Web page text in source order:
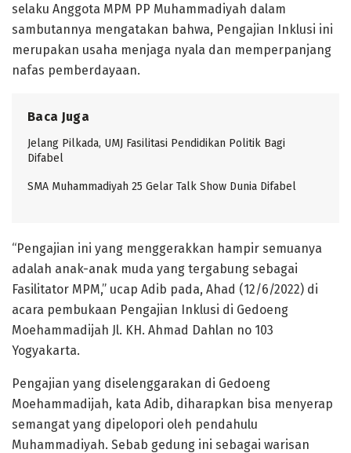
selaku Anggota MPM PP Muhammadiyah dalam
sambutannya mengatakan bahwa, Pengajian Inklusi ini
merupakan usaha menjaga nyala dan memperpanjang
nafas pemberdayaan.
Baca Juga
Jelang Pilkada, UMJ Fasilitasi Pendidikan Politik Bagi
Difabel
SMA Muhammadiyah 25 Gelar Talk Show Dunia Difabel
“Pengajian ini yang menggerakkan hampir semuanya
adalah anak-anak muda yang tergabung sebagai
Fasilitator MPM,” ucap Adib pada, Ahad (12/6/2022) di
acara pembukaan Pengajian Inklusi di Gedoeng
Moehammadijah Jl. KH. Ahmad Dahlan no 103
Yogyakarta.
Pengajian yang diselenggarakan di Gedoeng
Moehammadijah, kata Adib, diharapkan bisa menyerap
semangat yang dipelopori oleh pendahulu
Muhammadiyah. Sebab gedung ini sebagai warisan